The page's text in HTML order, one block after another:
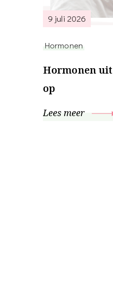
9 juli 2026
Hormonen
Hormonen
op
Lees meer